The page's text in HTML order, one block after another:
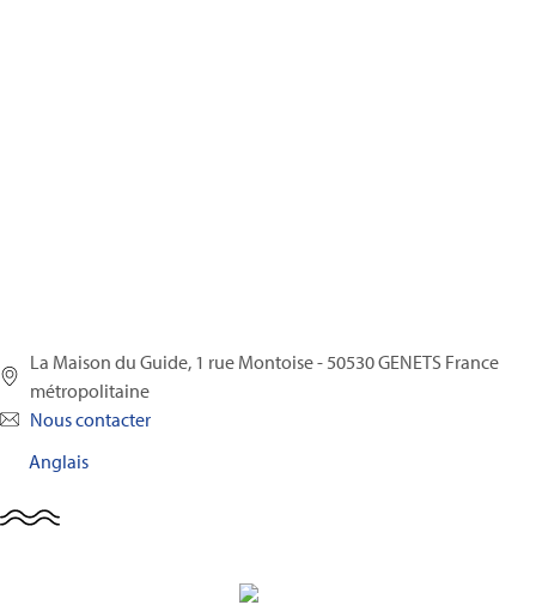
La Maison du Guide, 1 rue Montoise - 50530 GENETS France
métropolitaine
Nous contacter
Anglais